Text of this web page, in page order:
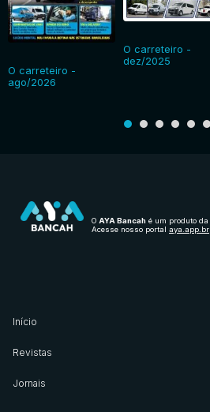
O carreteiro -
ago/2026
O carreteiro -
dez/2025
O AYA Bancah é um produto da
Acesse nosso portal aya.app.br
Início
Revistas
Jornais